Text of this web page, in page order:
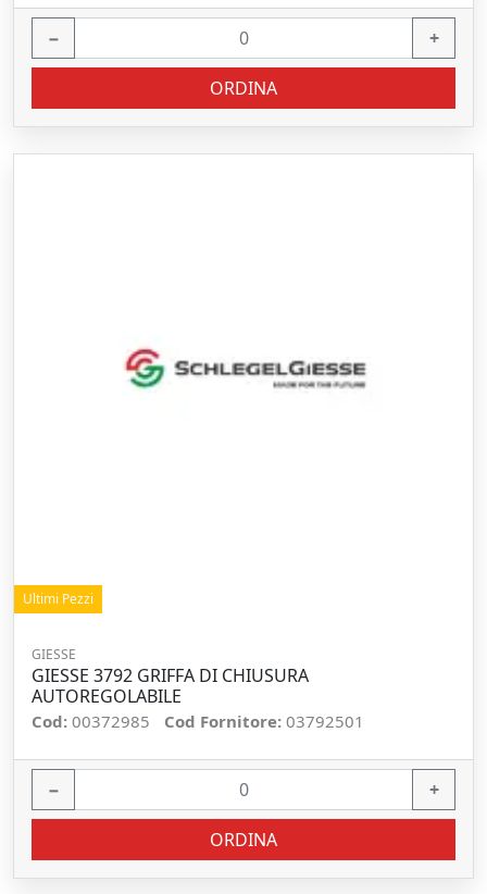
− +
ORDINA
Ultimi Pezzi
GIESSE
GIESSE 3792 GRIFFA DI CHIUSURA
AUTOREGOLABILE
Cod: 00372985 Cod Fornitore: 03792501
− +
ORDINA